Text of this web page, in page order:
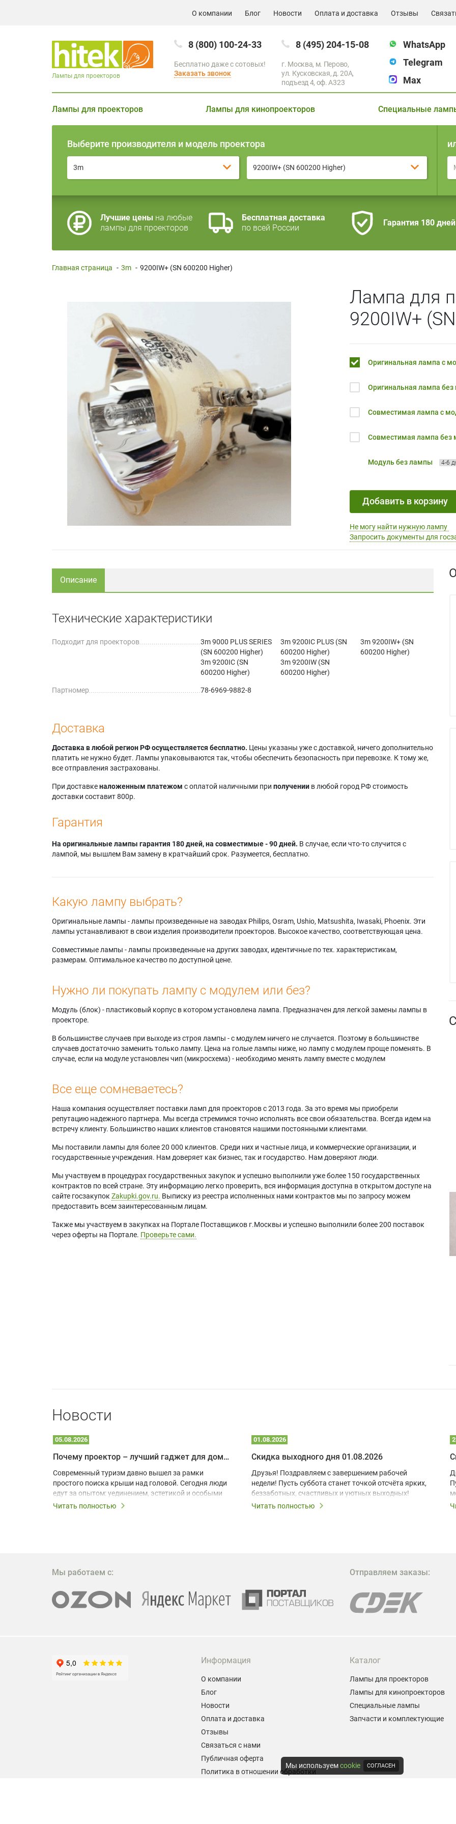
О компании Блог Новости Оплата и доставка Отзывы
8 (800) 100-24-33
Бесплатно даже с сотовых!
Заказать звонок
8 (495) 204-15-08
г. Москва, м. Перово,
ул. Кусковская, д. 20А,
подъезд 4, оф. A323
WhatsApp
Telegram
Max
Лампы для проекторов
Лампы для проекторов Лампы для кинопроекторов Специальные
Выберите производителя и модель проектора
3m 9200IW+ (SN 600200 Higher)
Лучшие цены на любые
лампы для проекторов
Бесплатная доставка
по всей России
Гарантия 180 дней
Главная страница - 3m - 9200IW+ (SN 600200 Higher)
Лампа для
9200IW+
Оригинальная лампа с
Оригинальная лампа без
Совместимая лампа с
Совместимая лампа без
Модуль без лампы 4-6
Добавить в корзину
Не могу найти нужную лампу
Запросить документы для
Описание
Технические характеристики
Подходит для проекторов
3m 9000 PLUS SERIES
(SN 600200 Higher)
3m 9200IC (SN
600200 Higher)
3m 9200IC PLUS (SN
600200 Higher)
3m 9200IW (SN
600200 Higher)
3m 9200IW+ (SN
600200 Higher)
Партномер 78-6969-9882-8
Доставка
Доставка в любой регион РФ осуществляется бесплатно. Цены указаны уже с доставкой, ничего дополнительно
платить не нужно будет. Лампы упаковываются так, чтобы обеспечить безопасность при перевозке. К тому же,
все отправления застрахованы.
При доставкеналоженным платежом с оплатой наличными при получении в любой город РФ стоимость
доставки составит 800р.
Гарантия
На оригинальные лампы гарантия 180 дней, на совместимые - 90 дней. В случае, если что-то случится с
лампой, мы вышлем Вам замену в кратчайший срок. Разумеется, бесплатно.
Какую лампу выбрать?
Оригинальные лампы - лампы произведенные на заводах Philips, Osram, Ushio, Matsushita, Iwasaki, Phoenix. Эти
лампы устанавливают в свои изделия производители проекторов. Высокое качество, соответствующая цена.
Совместимые лампы - лампы произведенные на других заводах, идентичные по тех. характеристикам,
размерам. Оптимальное качество по доступной цене.
Нужно ли покупать лампу с модулем или без?
Модуль (блок) - пластиковый корпус в котором установлена лампа. Предназначен для легкой замены лампы в
проекторе.
В большинстве случаев при выходе из строя лампы - с модулем ничего не случается. Поэтому в большинстве
случаев достаточно заменить только лампу. Цена на голые лампы ниже, но лампу с модулем проще поменять. В
случае, если на модуле установлен чип (микросхема) - необходимо менять лампу вместе с модулем
Все еще сомневаетесь?
Наша компания осуществляет поставки ламп для проекторов с 2013 года. За это время мы приобрели
репутацию надежного партнера. Мы всегда стремимся точно исполнять все свои обязательства. Всегда идем на
встречу клиенту. Большинство наших клиентов становятся нашими постоянными клиентами.
Мы поставили лампы для более 20 000 клиентов. Среди них и частные лица, и коммерческие организации, и
государственные учреждения. Нам доверяет как бизнес, так и государство. Нам доверяют люди.
Мы участвуем в процедурах государственных закупок и успешно выполнили уже более 150 государственных
контрактов по всей стране. Эту информацию легко проверить, вся информация доступна в открытом доступе на
сайте госзакупок Zakupki.gov.ru. Выписку из реестра исполненных нами контрактов мы по запросу можем
предоставить всем заинтересованным лицам.
Также мы участвуем в закупках на Портале Поставщиков г.Москвы и успешно выполнили более 200 поставок
через оферты на Портале. Проверьте сами.
Новости
05.08.2026
Почему проектор – лучший гаджет для домика в глэмпинге
Современный туризм давно вышел за рамки
простого поиска крыши над головой. Сегодня люди
едут за опытом: уединением, эстетикой и особыми
ощущениями. Владельцы A-frame домов,
эффективных и бюджетных способов стать
проектора.
Читать полностью
01.08.2026
Скидка выходного дня 01.08.2026
Друзья! Поздравляем с завершением рабочей
недели! Пусть суббота станет точкой отсчёта ярких,
беззаботных, счастливых и уютных выходных!
Читать полностью
Мы работаем с: Отправляем заказы:
Информация
О компании
Блог
Новости
Оплата и доставка
Отзывы
Связаться с нами
Публичная оферта
Политика в отношении обработки
Каталог
Лампы для проекторов
Лампы для кинопроекторов
Специальные лампы
Запчасти и комплектующие
Мы используемcookie СОГЛАСЕН